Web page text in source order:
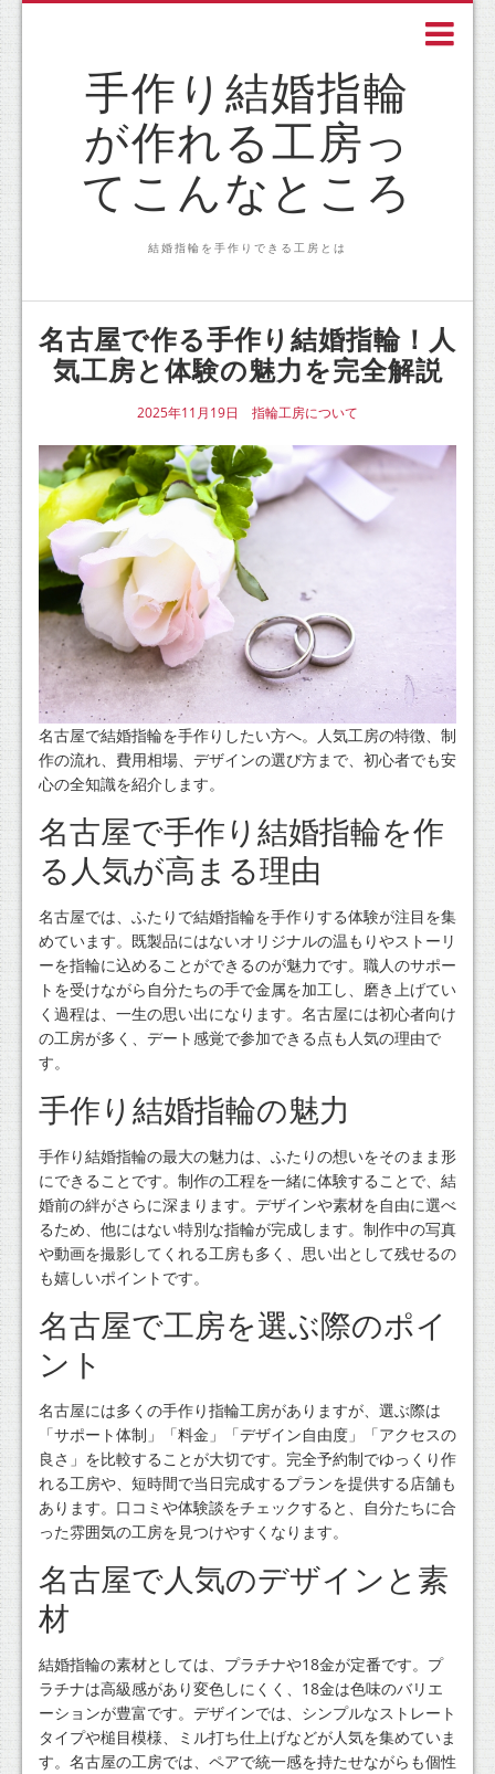
手作り結婚指輪
が作れる工房っ
てこんなところ
結婚指輪を手作りできる工房とは
名古屋で作る手作り結婚指輪！人
気工房と体験の魅力を完全解説
2025年11月19日 指輪工房について
名古屋で結婚指輪を手作りしたい方へ。人気工房の特徴、制
作の流れ、費用相場、デザインの選び方まで、初心者でも安
心の全知識を紹介します。
名古屋で手作り結婚指輪を作
る人気が高まる理由
名古屋では、ふたりで結婚指輪を手作りする体験が注目を集
めています。既製品にはないオリジナルの温もりやストーリ
ーを指輪に込めることができるのが魅力です。職人のサポー
トを受けながら自分たちの手で金属を加工し、磨き上げてい
く過程は、一生の思い出になります。名古屋には初心者向け
の工房が多く、デート感覚で参加できる点も人気の理由で
す。
手作り結婚指輪の魅力
手作り結婚指輪の最大の魅力は、ふたりの想いをそのまま形
にできることです。制作の工程を一緒に体験することで、結
婚前の絆がさらに深まります。デザインや素材を自由に選べ
るため、他にはない特別な指輪が完成します。制作中の写真
や動画を撮影してくれる工房も多く、思い出として残せるの
も嬉しいポイントです。
名古屋で工房を選ぶ際のポイ
ント
名古屋には多くの手作り指輪工房がありますが、選ぶ際は
「サポート体制」「料金」「デザイン自由度」「アクセスの
良さ」を比較することが大切です。完全予約制でゆっくり作
れる工房や、短時間で当日完成するプランを提供する店舗も
あります。口コミや体験談をチェックすると、自分たちに合
った雰囲気の工房を見つけやすくなります。
名古屋で人気のデザインと素
材
結婚指輪の素材としては、プラチナや18金が定番です。プ
ラチナは高級感があり変色しにくく、18金は色味のバリエ
ーションが豊富です。デザインでは、シンプルなストレート
タイプや槌目模様、ミル打ち仕上げなどが人気を集めていま
す。名古屋の工房では、ペアで統一感を持たせながらも個性